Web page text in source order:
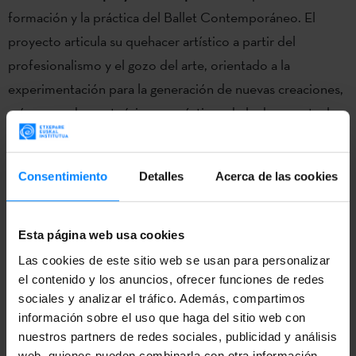
Consentimiento Detalles Acerca de las cookies
Esta página web usa cookies
Las cookies de este sitio web se usan para personalizar
el contenido y los anuncios, ofrecer funciones de redes
sociales y analizar el tráfico. Además, compartimos
información sobre el uso que haga del sitio web con
nuestros partners de redes sociales, publicidad y análisis
formación y la práctica del Ballet Contemporáneo. El
proyecto articula su quehacer artístico a partir del
profesionalismo y el gozo del arte, orientado a la
experimentación para la generación de nuevas creaciones,
así como saberes teóricos y prácticos de la danza actual,
con rigor y sentido crítico, fomentando la libre circulación
La bailarina y coreógrafa donostiarraIratxe Ansa ha
contemporáneo. Este taller, con el cual ha iniciado sus
actividades el centro de formaciónConvexus, que dirige
el coreógrafo Francisco Rojas, se ha realizado del 12 al 23
de Mayo.
La artista, que ha trabajado con grandes nombres como